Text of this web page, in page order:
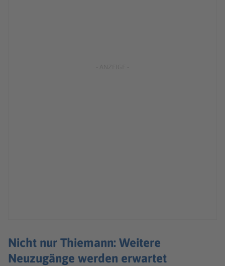
Nicht nur Thiemann: Weitere
Neuzugänge werden erwartet